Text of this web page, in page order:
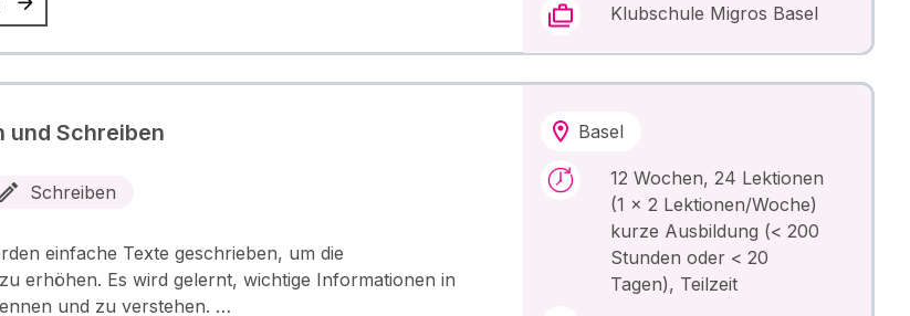
Klubschule Migros Basel
und Schreiben
Schreiben
einfache Texte geschrieben, um die
erhöhen. Es wird gelernt, wichtige Informationen in
und zu verstehen. …
Basel
12 Wochen, 24 Lektionen
(1 x 2 Lektionen/Woche)
kurze Ausbildung (< 200
Stunden oder < 20
Tagen), Teilzeit